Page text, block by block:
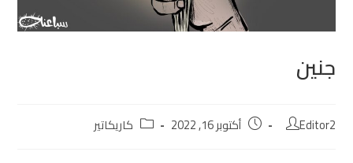
جنين
Editor2 أكتوبر 16, 2022 كاريكاتير